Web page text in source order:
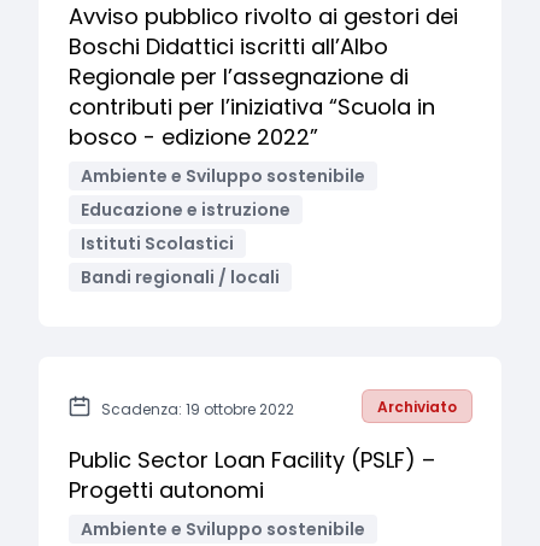
Avviso pubblico rivolto ai gestori dei
Boschi Didattici iscritti all’Albo
Regionale per l’assegnazione di
contributi per l’iniziativa “Scuola in
bosco - edizione 2022”
Ambiente e Sviluppo sostenibile
Educazione e istruzione
Istituti Scolastici
Bandi regionali / locali
Scadenza: 19 ottobre 2022 Archiviato
Public Sector Loan Facility (PSLF) –
Progetti autonomi
Ambiente e Sviluppo sostenibile